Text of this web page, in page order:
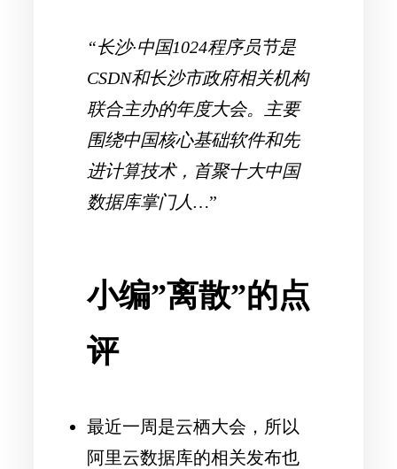
“长沙·中国1024程序员节是
CSDN和长沙市政府相关机构
联合主办的年度大会。主要
围绕中国核心基础软件和先
进计算技术，首聚十大中国
数据库掌门人…”
小编”离散”的点
评
最近一周是云栖大会，所以
阿里云数据库的相关发布也